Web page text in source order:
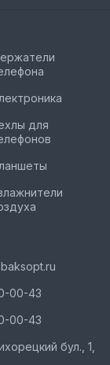
для
00-43
00-43
бул., 1,